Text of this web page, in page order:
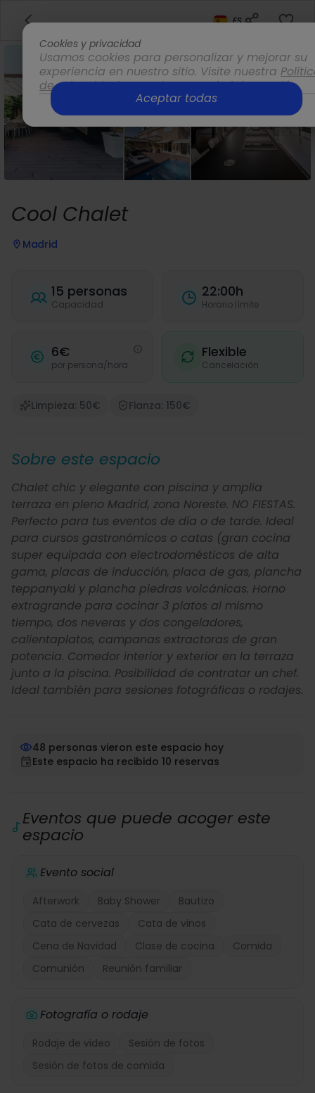
ES
Cool Chalet
Madrid
15 personas
Capacidad
22:00h
Horario límite
6€
por persona/hora
Flexible
Cancelación
Limpieza: 50€ Fianza: 150€
Sobre este espacio
Chalet chic y elegante con piscina y amplia
terraza en pleno Madrid, zona Noreste. NO FIESTAS.
Perfecto para tus eventos de día o de tarde. Ideal
para cursos gastronómicos o catas (gran cocina
super equipada con electrodomésticos de alta
gama, placas de inducción, placa de gas, plancha
teppanyaki y plancha piedras volcánicas. Horno
extragrande para cocinar 3 platos al mismo
tiempo, dos neveras y dos congeladores,
calientaplatos, campanas extractoras de gran
potencia. Comedor interior y exterior en la terraza
junto a la piscina. Posibilidad de contratar un chef.
Ideal también para sesiones fotográficas o rodajes.
48 personas vieron este espacio hoy
Este espacio ha recibido 10 reservas
Eventos que puede acoger este
espacio
Evento social
Afterwork Baby Shower
Bautizo
Cata de cervezas
Cata de vinos
Cena de Navidad
Clase de cocina
Comida
Comunión
Reunión familiar
Fotografía o rodaje
Rodaje de video
Sesión de fotos
Sesión de fotos de comida
Cookies y privacidad
Usamos cookies para personalizar y mejorar su
experiencia en nuestro sitio. Visite nuestra
de privacidadpara obtener más información.
Opciones
Aceptar todas